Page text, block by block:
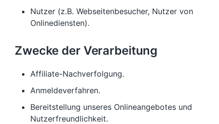
Nutzer (z.B. Webseitenbesucher, Nutzer von
Onlinediensten).
Zwecke der Verarbeitung
Affiliate-Nachverfolgung.
Anmeldeverfahren.
Bereitstellung unseres Onlineangebotes und
Nutzerfreundlichkeit.